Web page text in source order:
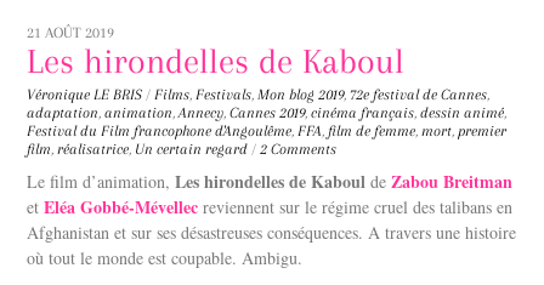
21 AOÛT 2019
Les hirondelles de Kaboul
Véronique LE BRIS / Films,Festivals,Mon blog 2019,72e festival de Cannes,
adaptation,animation,Annecy,Cannes 2019,cinéma français,dessin animé,
Festival du Film francophone d'Angoulême,FFA, film de femme,mort,premier
film,réalisatrice, Un certain regard / 2 Comments
Le film d’animation,Les hirondelles de Kaboul deZabou Breitman
etEléa Gobbé-Mévellec reviennent sur le régime cruel des talibans en
Afghanistan et sur ses désastreuses conséquences. A travers une histoire
où tout le monde est coupable. Ambigu.